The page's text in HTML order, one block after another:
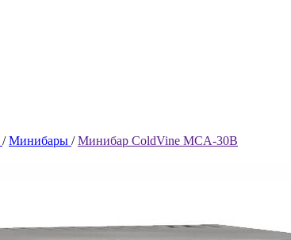
/ Минибары / Минибар ColdVine MCA-30B